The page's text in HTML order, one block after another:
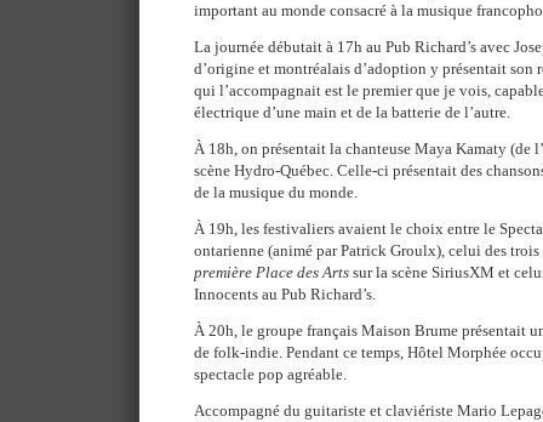
important au monde consacré à la musique
La journée débutait à 17h au Pub Richard’s avec
d’origine et montréalais d’adoption y présentait
qui l’accompagnait est le premier que je vois,
électrique d’une main et de la batterie de l’autre.
À 18h, on présentait la chanteuse Maya Kamaty (de
scène Hydro-Québec. Celle-ci présentait des
de la musique du monde.
À 19h, les festivaliers avaient le choix entre le
ontarienne (animé par Patrick Groulx), celui des
première Place des Arts sur la scène SiriusXM et
Innocents au Pub Richard’s.
À 20h, le groupe français Maison Brume présentait
de folk-indie. Pendant ce temps, Hôtel Morphée
spectacle pop agréable.
Accompagné du guitariste et claviériste Mario